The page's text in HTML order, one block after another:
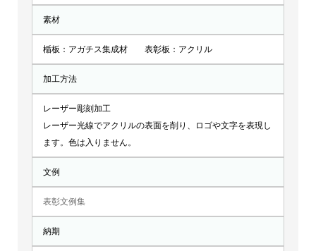
素材
楯板：アガチス集成材 表彰板：アクリル
加工方法
レーザー彫刻加工
レーザー光線でアクリルの表面を削り、ロゴや文字を表現し
ます。色は入りません。
文例
表彰文例集
納期